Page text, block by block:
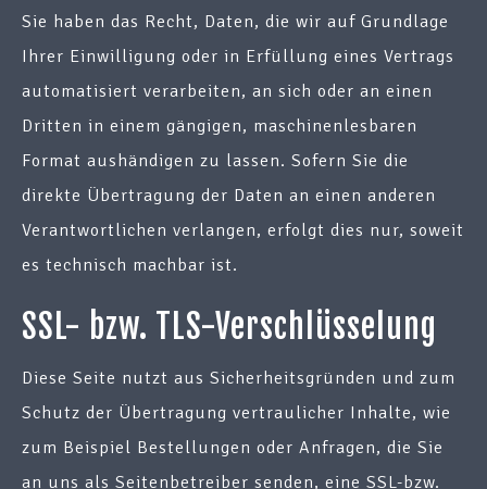
Sie haben das Recht, Daten, die wir auf Grundlage
Ihrer Einwilligung oder in Erfüllung eines Vertrags
automatisiert verarbeiten, an sich oder an einen
Dritten in einem gängigen, maschinenlesbaren
Format aushändigen zu lassen. Sofern Sie die
direkte Übertragung der Daten an einen anderen
Verantwortlichen verlangen, erfolgt dies nur, soweit
es technisch machbar ist.
SSL- bzw. TLS-Verschlüsselung
Diese Seite nutzt aus Sicherheitsgründen und zum
Schutz der Übertragung vertraulicher Inhalte, wie
zum Beispiel Bestellungen oder Anfragen, die Sie
an uns als Seitenbetreiber senden, eine SSL-bzw.